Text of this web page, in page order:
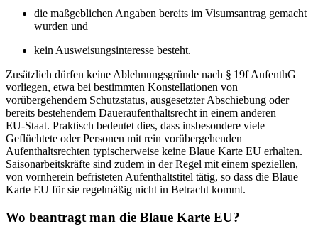
die maßgeblichen Angaben bereits im Visumsantrag gemacht
wurden und
kein Ausweisungsinteresse besteht.
Zusätzlich dürfen keine Ablehnungsgründe nach § 19f AufenthG
vorliegen, etwa bei bestimmten Konstellationen von
vorübergehendem Schutzstatus, ausgesetzter Abschiebung oder
bereits bestehendem Daueraufenthaltsrecht in einem anderen
EU‑Staat. Praktisch bedeutet dies, dass insbesondere viele
Geflüchtete oder Personen mit rein vorübergehenden
Aufenthaltsrechten typischerweise keine Blaue Karte EU erhalten.
Saisonarbeitskräfte sind zudem in der Regel mit einem speziellen,
von vornherein befristeten Aufenthaltstitel tätig, so dass die Blaue
Karte EU für sie regelmäßig nicht in Betracht kommt.
Wo beantragt man die Blaue Karte EU?